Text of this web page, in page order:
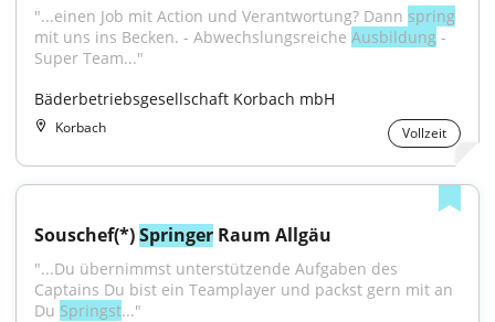
"...einen Job mit Action und Verantwortung? Dann spring
mit uns ins Becken. - Abwechslungsreiche Ausbildung -
Super Team..."
Bäderbetriebsgesellschaft Korbach mbH
Korbach Vollzeit
Souschef(*) Springer Raum Allgäu
"...Du übernimmst unterstützende Aufgaben des
Captains Du bist ein Teamplayer und packst gern mit an
Du Springst..."